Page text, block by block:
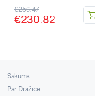
€256.47
€230.82
Sākums
Par Dražice